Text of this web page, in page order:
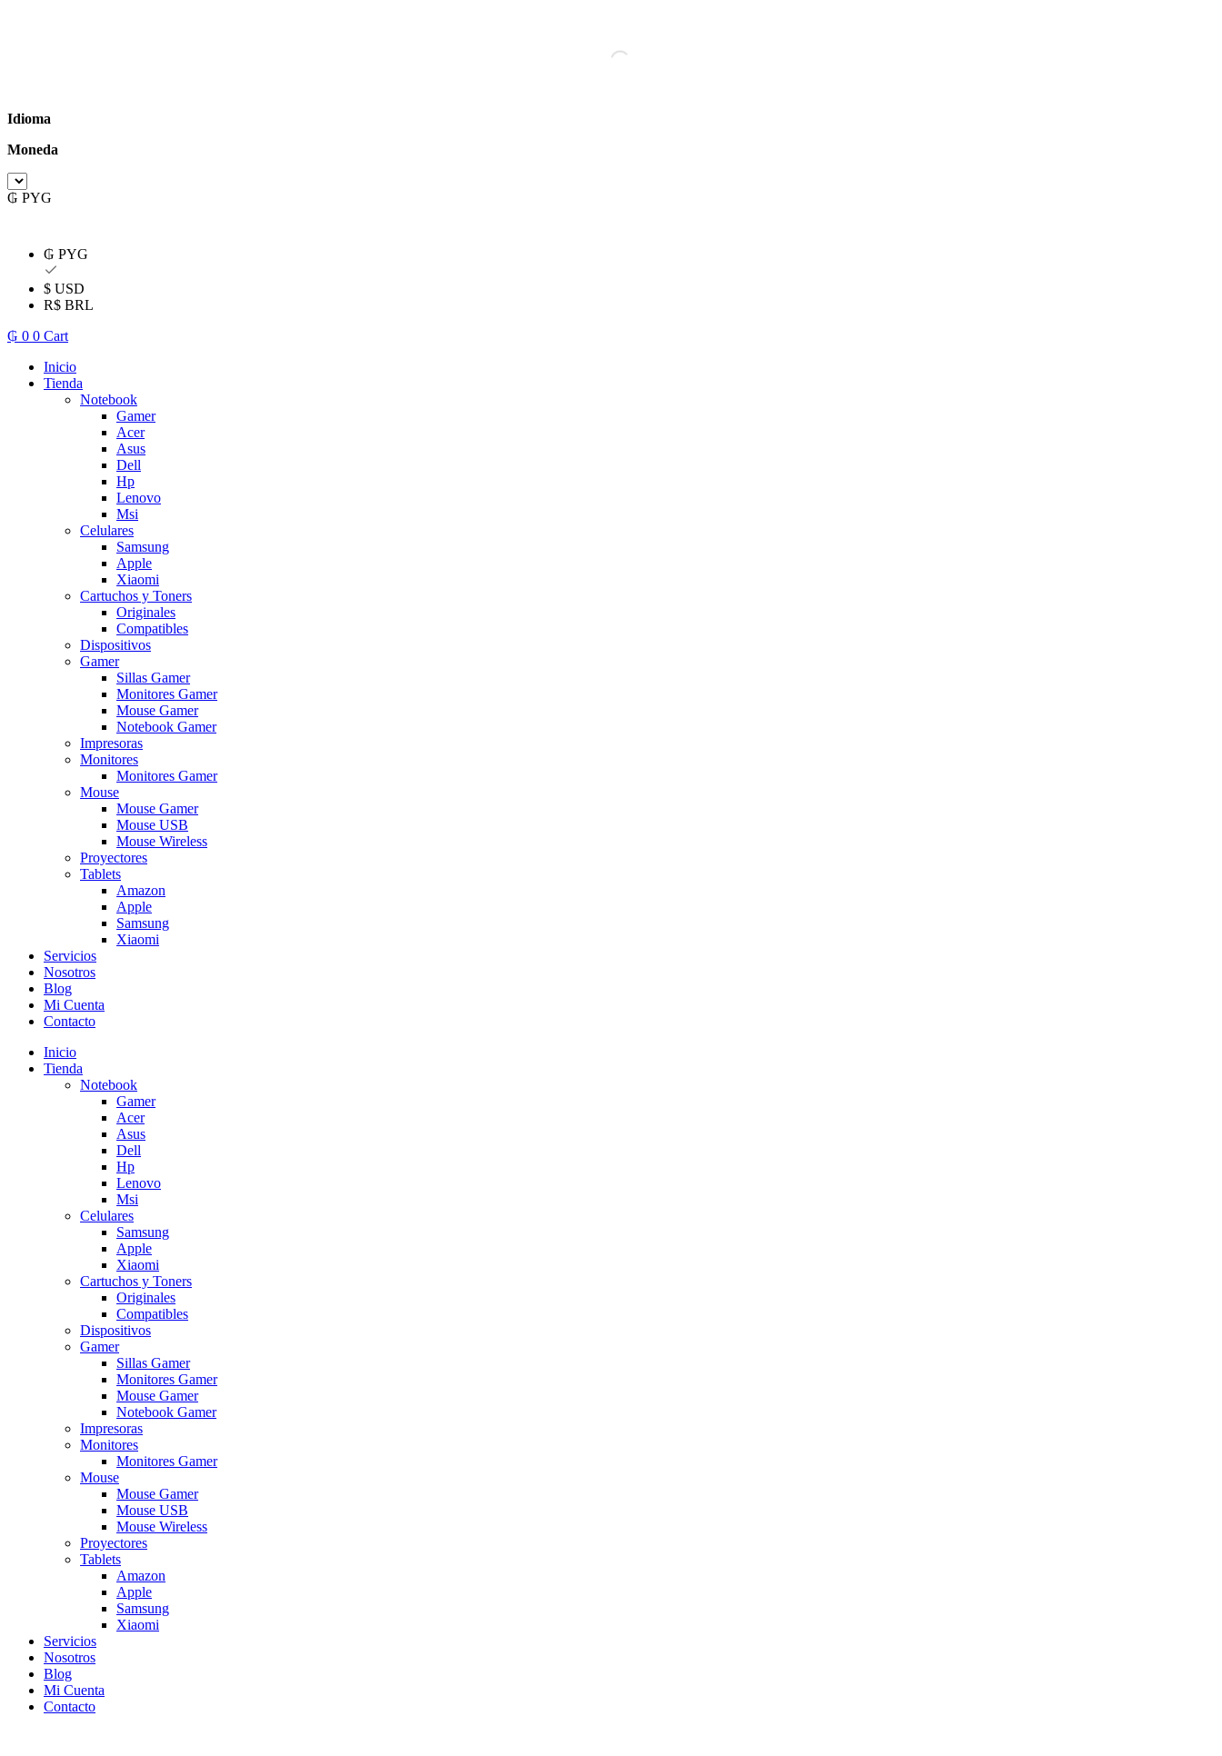
Idioma
Moneda
₲ PYG
₲ PYG
$ USD
R$ BRL
₲ 0 0 Cart
Inicio
Tienda
Notebook
Gamer
Acer
Asus
Dell
Hp
Lenovo
Msi
Celulares
Samsung
Apple
Xiaomi
Cartuchos y Toners
Originales
Compatibles
Dispositivos
Gamer
Sillas Gamer
Monitores Gamer
Mouse Gamer
Notebook Gamer
Impresoras
Monitores
Monitores Gamer
Mouse
Mouse Gamer
Mouse USB
Mouse Wireless
Proyectores
Tablets
Amazon
Apple
Samsung
Xiaomi
Servicios
Nosotros
Blog
Mi Cuenta
Contacto
Inicio
Tienda
Notebook
Gamer
Acer
Asus
Dell
Hp
Lenovo
Msi
Celulares
Samsung
Apple
Xiaomi
Cartuchos y Toners
Originales
Compatibles
Dispositivos
Gamer
Sillas Gamer
Monitores Gamer
Mouse Gamer
Notebook Gamer
Impresoras
Monitores
Monitores Gamer
Mouse
Mouse Gamer
Mouse USB
Mouse Wireless
Proyectores
Tablets
Amazon
Apple
Samsung
Xiaomi
Servicios
Nosotros
Blog
Mi Cuenta
Contacto